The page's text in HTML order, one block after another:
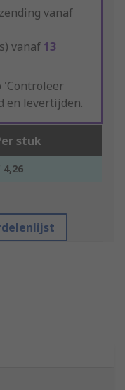
vanaf
vanaf 13
'Controleer
en levertijden.
stuk
4,26